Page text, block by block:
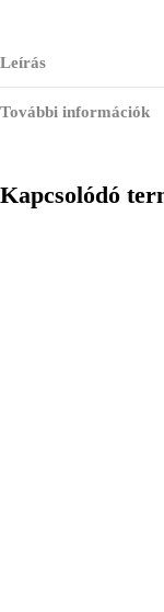
Leírás
További információk
Kapcsolódó